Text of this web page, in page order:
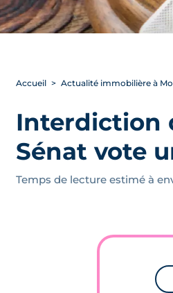
Accueil Actualité immobilière à
Interdiction
Sénat vote
Temps de lecture estimé à